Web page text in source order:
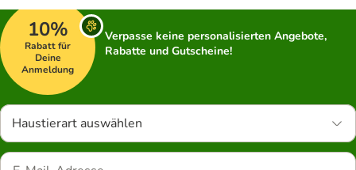
10%
Rabatt für
Deine
Anmeldung
Verpasse keine personalisierten Angebote,
Rabatte und Gutscheine!
Haustierart auswählen